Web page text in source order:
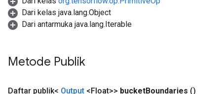
Dari kelas java.lang.Object
Dari antarmuka java.lang.Iterable
Metode Publik
Daftar publik< Output <Float>> bucketBoundaries ()